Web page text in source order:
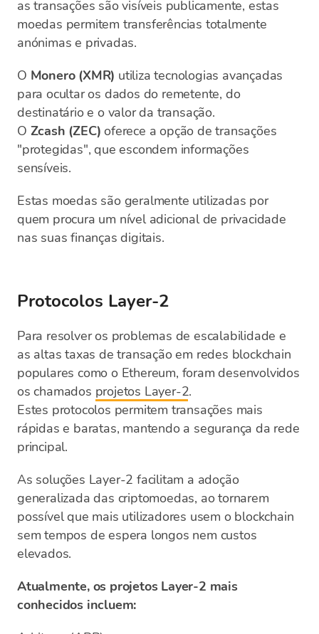
as transações são visíveis publicamente, estas
moedas permitem transferências totalmente
anónimas e privadas.
O Monero (XMR) utiliza tecnologias avançadas
para ocultar os dados do remetente, do
destinatário e o valor da transação.
O Zcash (ZEC) oferece a opção de transações
"protegidas", que escondem informações
sensíveis.
Estas moedas são geralmente utilizadas por
quem procura um nível adicional de privacidade
nas suas finanças digitais.
Protocolos Layer-2
Para resolver os problemas de escalabilidade e
as altas taxas de transação em redes blockchain
populares como o Ethereum, foram desenvolvidos
os chamados projetos Layer-2.
Estes protocolos permitem transações mais
rápidas e baratas, mantendo a segurança da rede
principal.
As soluções Layer-2 facilitam a adoção
generalizada das criptomoedas, ao tornarem
possível que mais utilizadores usem o blockchain
sem tempos de espera longos nem custos
elevados.
Atualmente, os projetos Layer-2 mais
conhecidos incluem: